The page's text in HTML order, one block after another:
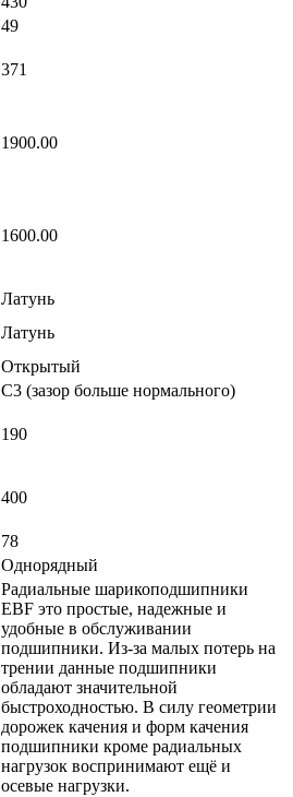
49
371
1900.00
1600.00
Латунь
Латунь
Открытый
C3 (зазор больше нормального)
190
400
78
Однорядный
Радиальные шарикоподшипники
EBF это простые, надежные и
удобные в обслуживании
подшипники. Из-за малых потерь на
трении данные подшипники
обладают значительной
быстроходностью. В силу геометрии
дорожек качения и форм качения
подшипники кроме радиальных
нагрузок воспринимают ещё и
осевые нагрузки.